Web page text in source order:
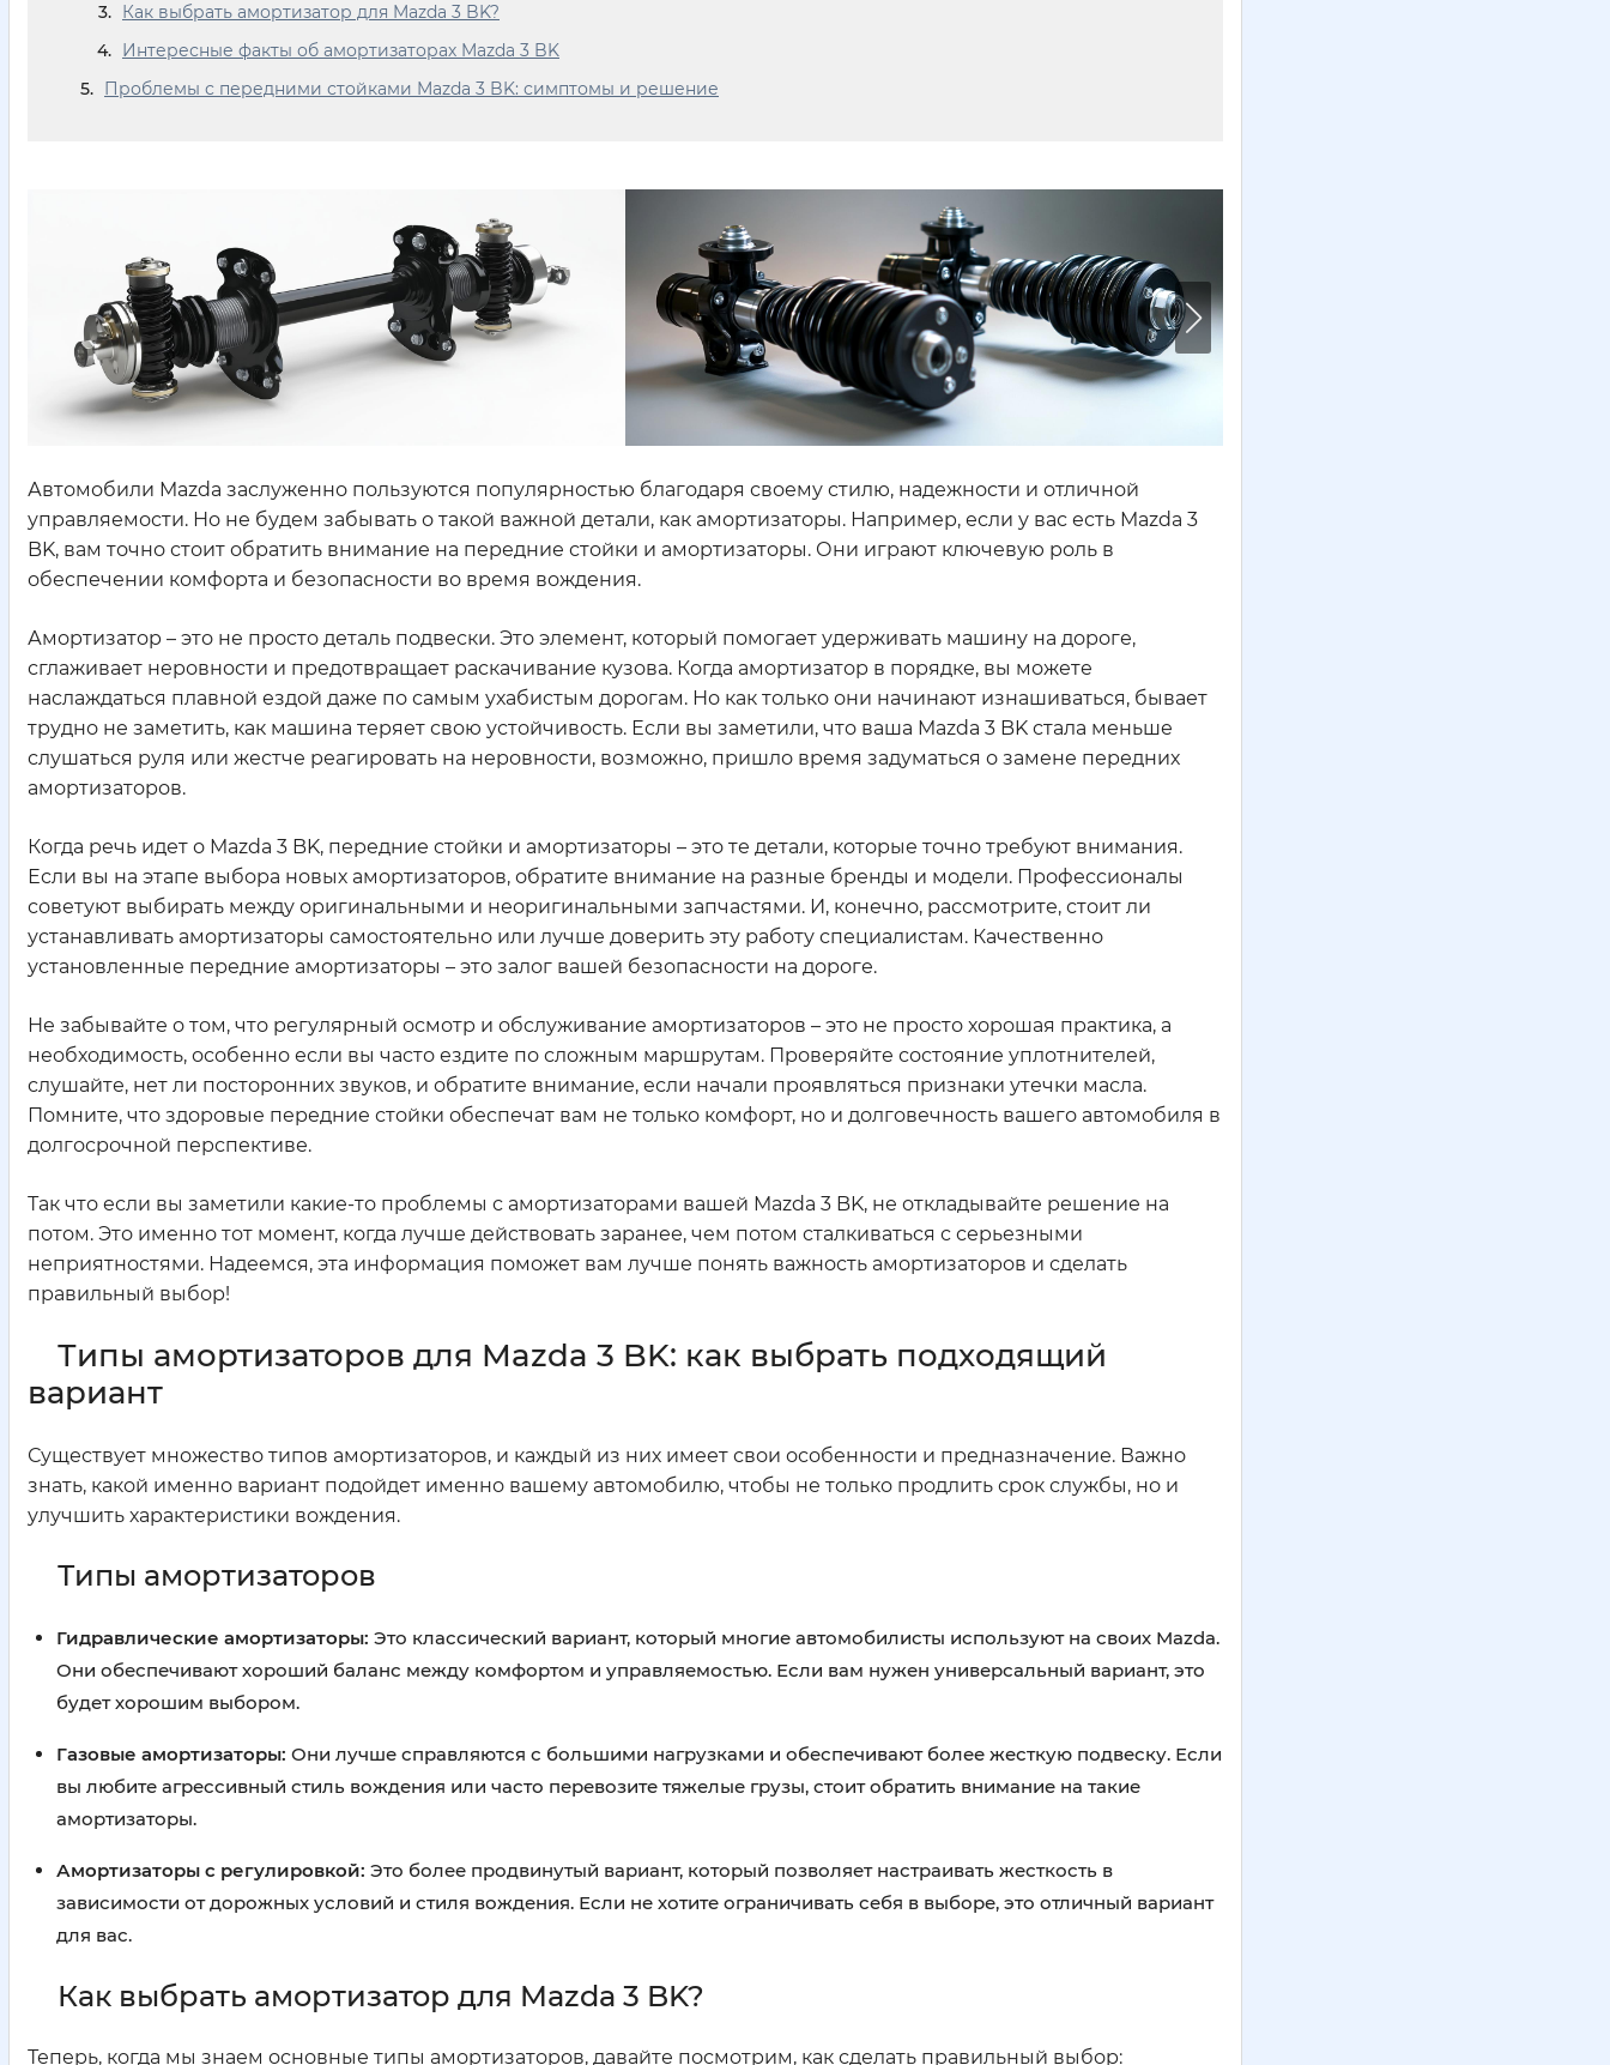
Как выбрать амортизатор для Mazda 3 BK?
Интересные факты об амортизаторах Mazda 3 BK
Проблемы с передними стойками Mazda 3 BK: симптомы и решение
Автомобили Mazda заслуженно пользуются популярностью благодаря своему стилю, надежности и отличной
управляемости. Но не будем забывать о такой важной детали, как амортизаторы. Например, если у вас есть Mazda 3
BK, вам точно стоит обратить внимание на передние стойки и амортизаторы. Они играют ключевую роль в
обеспечении комфорта и безопасности во время вождения.
Амортизатор – это не просто деталь подвески. Это элемент, который помогает удерживать машину на дороге,
сглаживает неровности и предотвращает раскачивание кузова. Когда амортизатор в порядке, вы можете
наслаждаться плавной ездой даже по самым ухабистым дорогам. Но как только они начинают изнашиваться, бывает
трудно не заметить, как машина теряет свою устойчивость. Если вы заметили, что ваша Mazda 3 BK стала меньше
слушаться руля или жестче реагировать на неровности, возможно, пришло время задуматься о замене передних
амортизаторов.
Когда речь идет о Mazda 3 BK, передние стойки и амортизаторы – это те детали, которые точно требуют внимания.
Если вы на этапе выбора новых амортизаторов, обратите внимание на разные бренды и модели. Профессионалы
советуют выбирать между оригинальными и неоригинальными запчастями. И, конечно, рассмотрите, стоит ли
устанавливать амортизаторы самостоятельно или лучше доверить эту работу специалистам. Качественно
установленные передние амортизаторы – это залог вашей безопасности на дороге.
Не забывайте о том, что регулярный осмотр и обслуживание амортизаторов – это не просто хорошая практика, а
необходимость, особенно если вы часто ездите по сложным маршрутам. Проверяйте состояние уплотнителей,
слушайте, нет ли посторонних звуков, и обратите внимание, если начали проявляться признаки утечки масла.
Помните, что здоровые передние стойки обеспечат вам не только комфорт, но и долговечность вашего автомобиля в
долгосрочной перспективе.
Так что если вы заметили какие-то проблемы с амортизаторами вашей Mazda 3 BK, не откладывайте решение на
потом. Это именно тот момент, когда лучше действовать заранее, чем потом сталкиваться с серьезными
неприятностями. Надеемся, эта информация поможет вам лучше понять важность амортизаторов и сделать
правильный выбор!
Типы амортизаторов для Mazda 3 BK: как выбрать подходящий
вариант
Существует множество типов амортизаторов, и каждый из них имеет свои особенности и предназначение. Важно
знать, какой именно вариант подойдет именно вашему автомобилю, чтобы не только продлить срок службы, но и
улучшить характеристики вождения.
Типы амортизаторов
Гидравлические амортизаторы: Это классический вариант, который многие автомобилисты используют на своих Mazda.
Они обеспечивают хороший баланс между комфортом и управляемостью. Если вам нужен универсальный вариант, это
будет хорошим выбором.
Газовые амортизаторы: Они лучше справляются с большими нагрузками и обеспечивают более жесткую подвеску. Если
вы любите агрессивный стиль вождения или часто перевозите тяжелые грузы, стоит обратить внимание на такие
амортизаторы.
Амортизаторы с регулировкой: Это более продвинутый вариант, который позволяет настраивать жесткость в
зависимости от дорожных условий и стиля вождения. Если не хотите ограничивать себя в выборе, это отличный вариант
для вас.
Как выбрать амортизатор для Mazda 3 BK?
Теперь, когда мы знаем основные типы амортизаторов, давайте посмотрим, как сделать правильный выбор: